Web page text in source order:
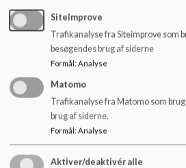
At sikre, at bevægelsesaktiviteter
alle kan deltage.
Elevernes opgave:
At deltage aktivt i
At bidrage med idéer og tage
gennemførelse af
SiteImprove
Trafikanalyse fra Siteimprove som
besøgendes brug af siderne
Formål: Analyse
Matomo
Trafikanalyse fra Matomo som
brug af siderne.
Formål: Analyse
Aktiver/deaktivér alle